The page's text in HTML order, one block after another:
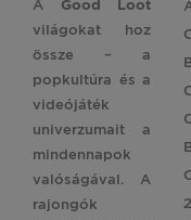
A Good Loot
világokat hoz
össze – a
popkultúra és a
videójáték
univerzumait a
mindennapok
valóságával. A
rajongók